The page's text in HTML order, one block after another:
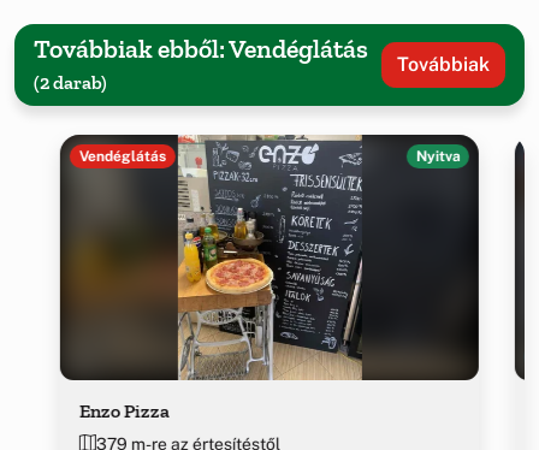
Továbbiak ebből: Vendéglátás
(2 darab)
Továbbiak
Vendéglátás Nyitva
Enzo Pizza
379 m-re az értesítéstől